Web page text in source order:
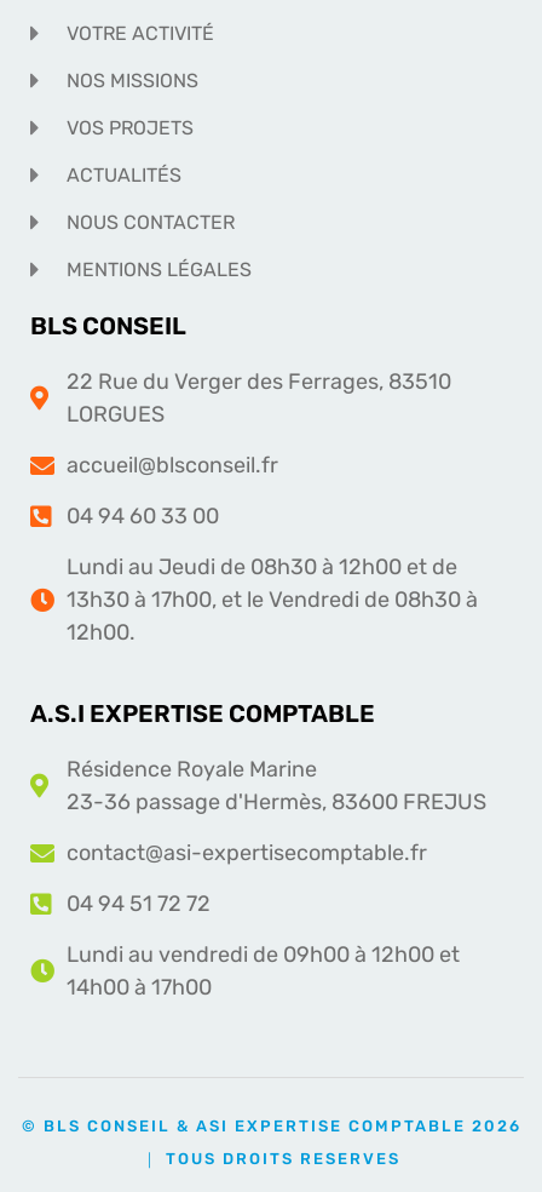
VOTRE ACTIVITÉ
NOS MISSIONS
VOS PROJETS
ACTUALITÉS
NOUS CONTACTER
MENTIONS LÉGALES
BLS CONSEIL
22 Rue du Verger des Ferrages, 83510
LORGUES
accueil@blsconseil.fr
04 94 60 33 00
Lundi au Jeudi de 08h30 à 12h00 et de
13h30 à 17h00, et le Vendredi de 08h30 à
12h00.
A.S.I EXPERTISE COMPTABLE
Résidence Royale Marine
23-36 passage d'Hermès, 83600 FREJUS
contact@asi-expertisecomptable.fr
04 94 51 72 72
Lundi au vendredi de 09h00 à 12h00 et
14h00 à 17h00
© BLS CONSEIL & ASI EXPERTISE COMPTABLE 2026
｜ TOUS DROITS RESERVES